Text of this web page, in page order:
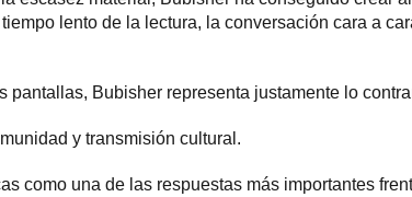
lento de la lectura, la conversación cara a
pantallas, Bubisher representa justamente lo
y transmisión cultural.
como una de las respuestas más importantes